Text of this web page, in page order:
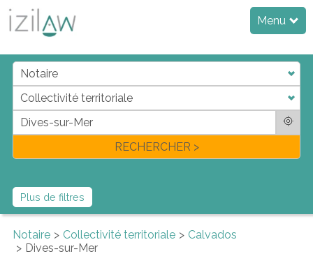
Menu
jdadi
fl
RECHERCHER >
Plus de filtres
Notaire Collectivité territoriale
Calvados
Dives-sur-Mer